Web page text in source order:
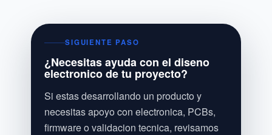
SIGUIENTE PASO
¿Necesitas ayuda con el diseno
electronico de tu proyecto?
Si estas desarrollando un producto y
necesitas apoyo con electronica, PCBs,
firmware o validacion tecnica, revisamos